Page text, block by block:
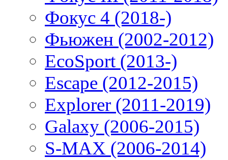
Фокус 4 (2018-)
Фьюжен (2002-2012)
EcoSport (2013-)
Escape (2012-2015)
Explorer (2011-2019)
Galaxy (2006-2015)
S-MAX (2006-2014)